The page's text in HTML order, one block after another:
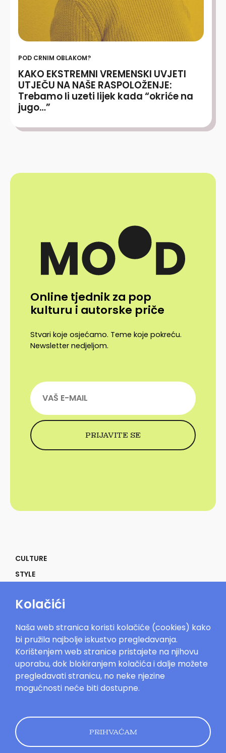
POD CRNIM OBLAKOM?
KAKO EKSTREMNI VREMENSKI UVJETI
UTJEČU NA NAŠE RASPOLOŽENJE:
Trebamo li uzeti lijek kada “okriće na
jugo…”
Online tjednik za pop
kulturu i autorske priče
Stvari koje osjećamo. Teme koje pokreću.
Newsletter nedjeljom.
CULTURE
STYLE
POWER
IN THE MOOD
Mood.hr©2023. Sva prava zadržana.
korištenja
Politika kolačića
Pravila
privatnosti
Dizajn by
Kolačići
Naša web stranica koristi kolačiće (cookies) kako
bi pružila najbolje iskustvo pregledavanja.
Korištenjem web stranice pristajete na njihovu
uporabu, dok blokiranjem kolačića i dalje možete
pregledavati stranicu, no neke njezine
mogućnosti neće biti dostupne.
PRIHVAĆAM